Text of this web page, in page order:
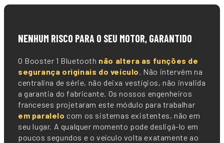
NENHUM RISCO PARA O SEU MOTOR, GARANTIDO
O Booster 1 Bluetooth não altera as funções de
segurança originais do veículo. Não intervém na
centralina de série, não deixa vestígios, não invalida
a garantia do fabricante. Os nossos engenheiros
franceses projetaram este módulo para trabalhar
em paralelo com os sistemas existentes, não em
seu lugar. A qualquer momento pode desligá-lo em
poucos segundos e o veículo volta exatamente ao